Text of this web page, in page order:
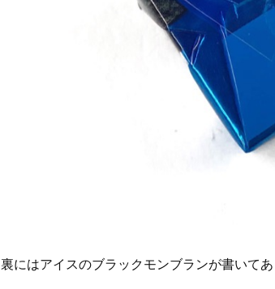
裏にはアイスのブラックモンブランが書いてあ